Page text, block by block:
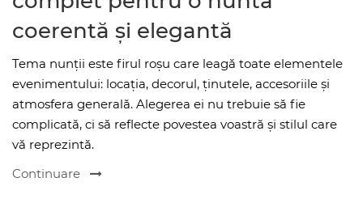
coerentă și elegantă
Tema nunții este firul roșu care leagă toate elementele
evenimentului: locația, decorul, ținutele, accesoriile și
atmosfera generală. Alegerea ei nu trebuie să fie
complicată, ci să reflecte povestea voastră și stilul care
vă reprezintă.
Continuare